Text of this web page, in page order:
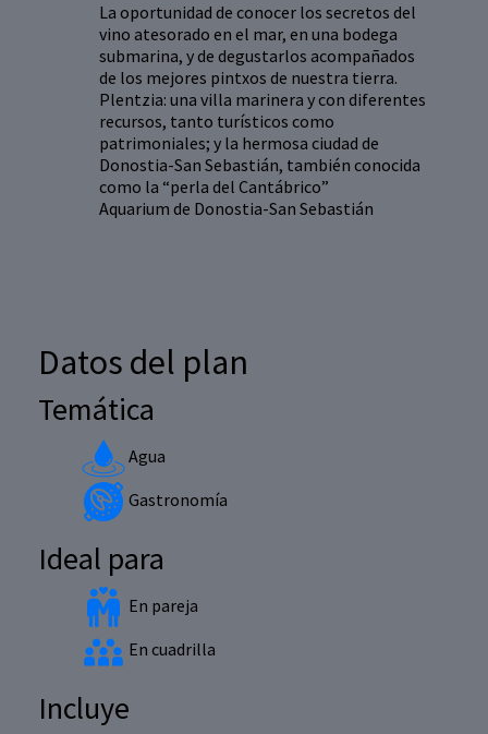
La oportunidad de conocer los secretos del
vino atesorado en el mar, en una bodega
submarina, y de degustarlos acompañados
de los mejores pintxos de nuestra tierra.
Plentzia: una villa marinera y con diferentes
recursos, tanto turísticos como
patrimoniales; y la hermosa ciudad de
Donostia-San Sebastián, también conocida
como la “perla del Cantábrico”
Aquarium de Donostia-San Sebastián
Datos del plan
Temática
Agua
Gastronomía
Ideal para
En pareja
En cuadrilla
Incluye